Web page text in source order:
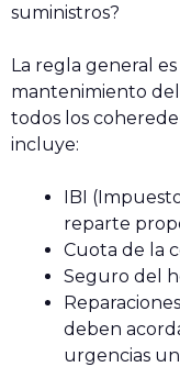
suministros?
La regla general
mantenimiento
todos los
incluye:
IBI
reparte
Cuota de la
Seguro del
deben
urgencias